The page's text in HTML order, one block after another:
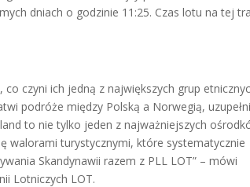
dniach o godzinie 11:25. Czas lotu na tej
czyni ich jedną z największych grup
podróże między Polską a Norwegią,
to nie tylko jeden z najważniejszych
walorami turystycznymi, które systematycznie
Skandynawii razem z PLL LOT” – mówi
Lotniczych LOT.